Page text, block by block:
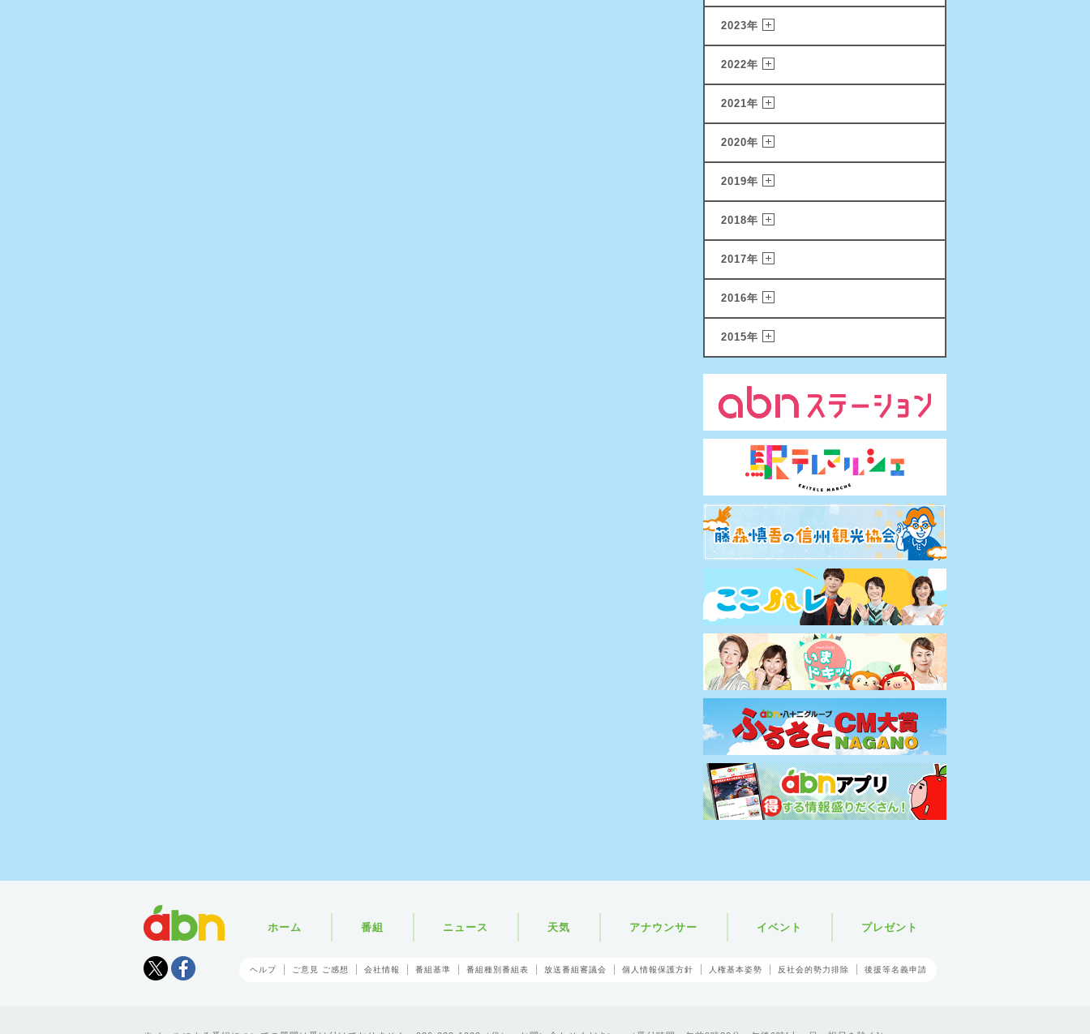
2023年
2022年
2021年
2020年
2019年
2018年
2017年
2016年
2015年
Tweet
ホーム 番組 ニュース 天気 アナウンサー イベント プレゼント
ヘルプ ご意見 ご感想 会社情報 番組基準 番組種別番組表 放送番組審議会 個人情報保護方針 人権基本姿勢 反社会的勢力排除 後援等名義申請